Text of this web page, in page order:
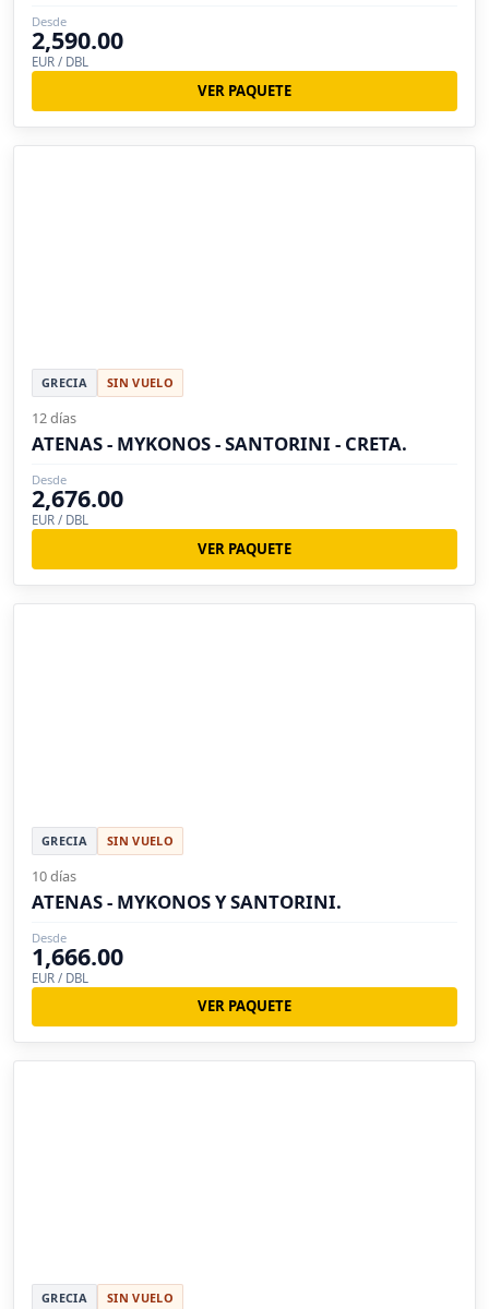
Desde
2,590.00
EUR / DBL
VER PAQUETE
GRECIA SIN VUELO
12 días
ATENAS - MYKONOS - SANTORINI - CRETA.
Desde
2,676.00
EUR / DBL
VER PAQUETE
GRECIA SIN VUELO
10 días
ATENAS - MYKONOS Y SANTORINI.
Desde
1,666.00
EUR / DBL
VER PAQUETE
GRECIA SIN VUELO